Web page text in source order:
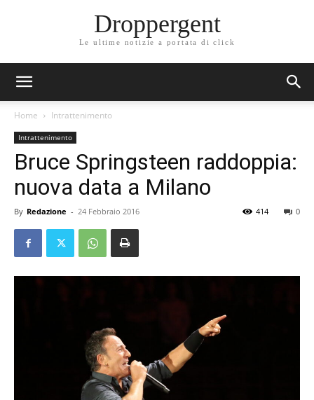
Droppergent
Le ultime notizie a portata di click
Home Intrattenimento
Intrattenimento
Bruce Springsteen raddoppia:
nuova data a Milano
By Redazione - 24 Febbraio 2016 0
414